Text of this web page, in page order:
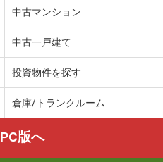
中古マンション
中古一戸建て
投資物件を探す
倉庫/トランクルーム
PC版へ